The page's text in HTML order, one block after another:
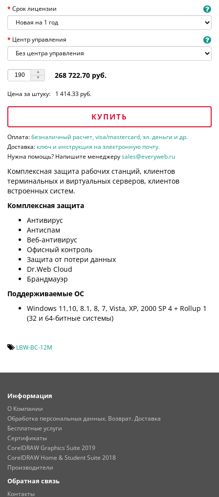
Срок лицензии
Центр управления
268 722.70 руб.
Цена за штуку: 1 414.33 руб.
КУПИТЬ
Оплата:безналичный расчет, visa/mastercard, эл. деньги и др.
Доставка: ключ и инструкция на электронную почту.
Нужна помощь? Напишите менеджеруsales@everyweb.ru
Комплексная защита рабочих станций, клиентов
терминальных и виртуальных серверов, клиентов
встроенных систем.
Комплексная защита
Антивирус
Антиспам
Веб-антивирус
Офисный контроль
Защита от потери данных
Dr.Web Cloud
Брандмауэр
Поддерживаемые ОС
Windows 11,10, 8.1, 8, 7, Vista, XP, 2000 SP 4 + Rollup 1
(32 и 64-битные системы)
LBW-BC-12M
Информация
О Компании
Обработка персональных данных. Возврат. Доставка
Бесплатные услуги
Сертификаты
CorelDRAW Graphics Suite 2019
CorelDRAW Home & Student Suite 2018
Производители
Обратная связь
Контакты